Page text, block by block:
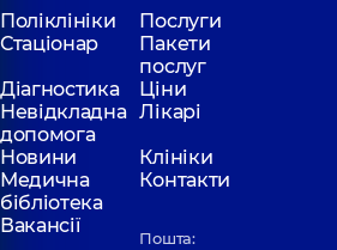
Поліклініки
Послуги
Стаціонар
Пакети
послуг
Діагностика
Ціни
Невідкладна
допомога
Лікарі
Новини
Клініки
Медична
бібліотека
Контакти
Вакансії
Пошта: